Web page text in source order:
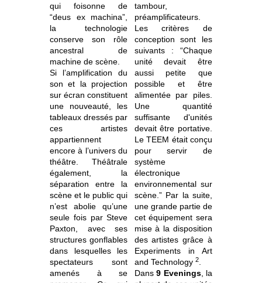
qui foisonne de
“deus ex machina”,
la technologie
conserve son rôle
ancestral de
machine de scène.
Si l’amplification du
son et la projection
sur écran constituent
une nouveauté, les
tableaux dressés par
ces artistes
appartiennent
encore à l’univers du
théâtre. Théâtrale
également, la
séparation entre la
scène et le public qui
n’est abolie qu’une
seule fois par Steve
Paxton, avec ses
structures gonflables
dans lesquelles les
spectateurs sont
amenés à se
tambour,
préamplificateurs.
Les critères de
conception sont les
suivants : “Chaque
unité devait être
aussi petite que
possible et être
alimentée par piles.
Une quantité
suffisante d'unités
devait être portative.
Le TEEM était conçu
pour servir de
système
électronique
environnemental sur
scène.” Par la suite,
une grande partie de
cet équipement sera
mise à la disposition
des artistes grâce à
Experiments in Art
and Technology 2.
Dans9 Evenings, la